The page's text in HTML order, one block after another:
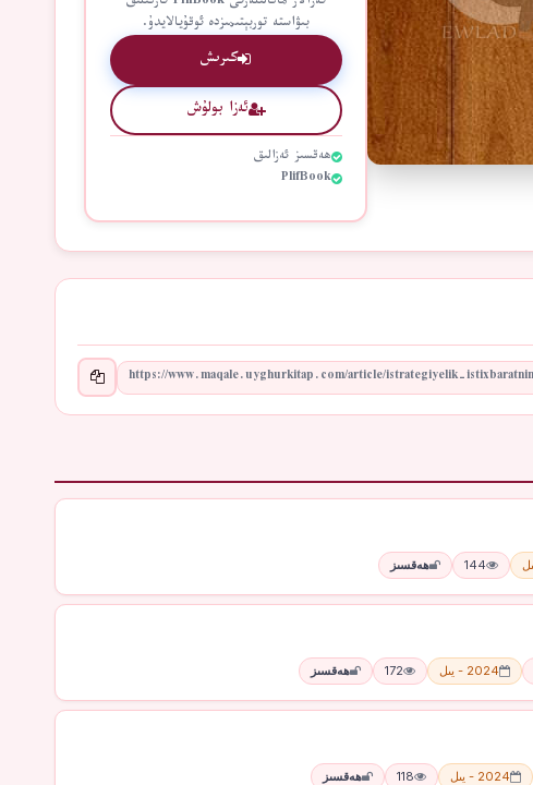
بىۋاستە توربېتىمىزدە ئوقۇيالايدۇ.
كىرىش
ئەزا بولۇش
ھەقسىز ئەزالىق
PlifBook
144 ھەقسىز
2024 - يىل 172 ھەقسىز
2024 - يىل 118 ھەقسىز